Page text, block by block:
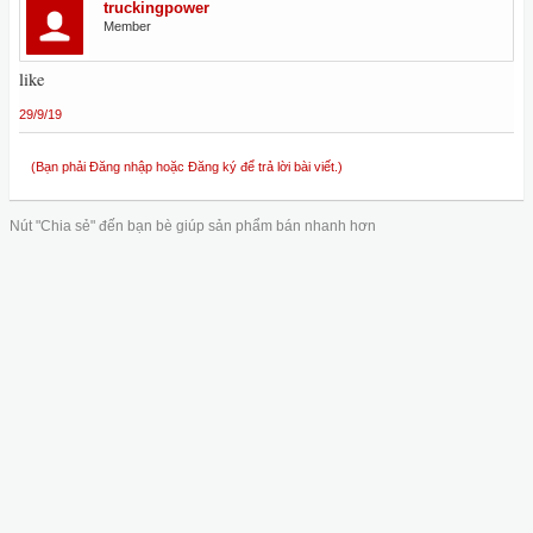
truckingpower
Member
like
29/9/19
(Bạn phải Đăng nhập hoặc Đăng ký để trả lời bài viết.)
Nút "Chia sẻ" đến bạn bè giúp sản phẩm bán nhanh hơn